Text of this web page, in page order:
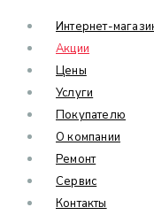
Интернет-
Акции
Цены
Услуги
Покупателю
О компании
Ремонт
Сервис
Контакты